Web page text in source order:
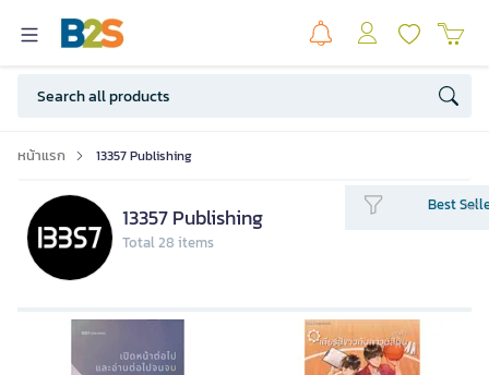
หน้าแรก 13357 Publishing
13357 Publishing
Total 28 items
Best